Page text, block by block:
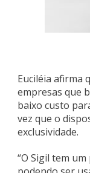
Euciléia afirma
empresas que
baixo custo
vez que o
exclusividade.
“O Sigil tem